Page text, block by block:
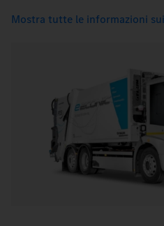
Mostra tutte le informazioni